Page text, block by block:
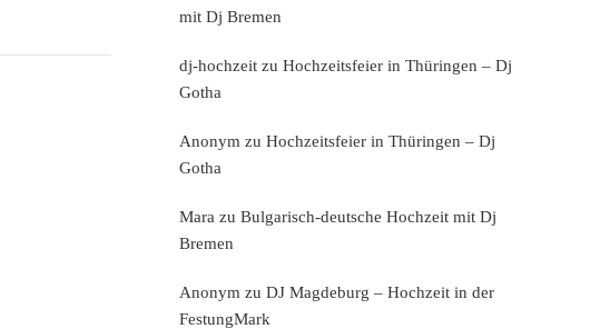
mit Dj Bremen
dj-hochzeit zu Hochzeitsfeier in Thüringen – Dj
Gotha
Anonym zu Hochzeitsfeier in Thüringen – Dj
Gotha
Mara zu Bulgarisch-deutsche Hochzeit mit Dj
Bremen
Anonym zu DJ Magdeburg – Hochzeit in der
FestungMark